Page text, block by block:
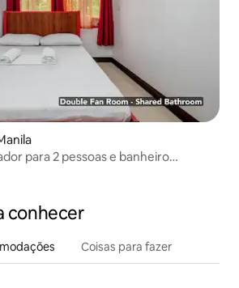
para 2 pessoas e banheiro
conhecer
Coisas para fazer